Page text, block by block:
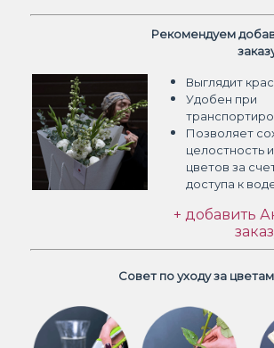
Рекомендуем
Выглядит
Удобен при
Позволяет
целостность
цветов за
доступа к
+ добавить
Совет по уходу за